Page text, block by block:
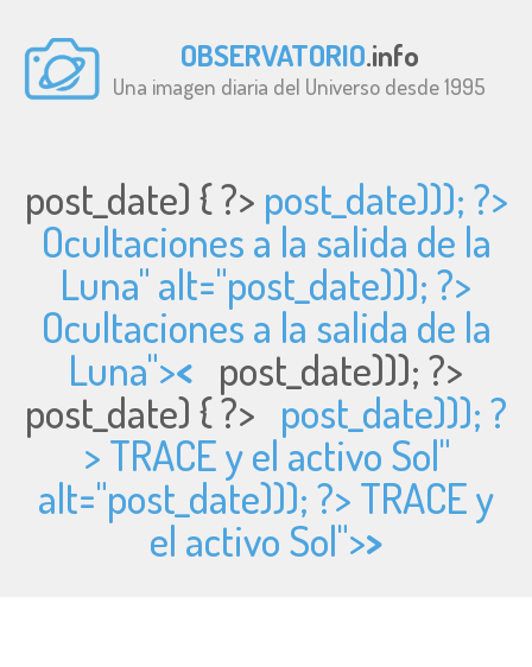
OBSERVATORIO.info
Una imagen diaria del Universo desde 1995
post_date) { ?> post_date))); ?>
Ocultaciones a la salida de la
Luna" alt="post_date))); ?>
Ocultaciones a la salida de la
Luna">< post_date))); ?>
post_date) { ?> post_date))); ?
> TRACE y el activo Sol"
alt="post_date))); ?> TRACE y
el activo Sol">>